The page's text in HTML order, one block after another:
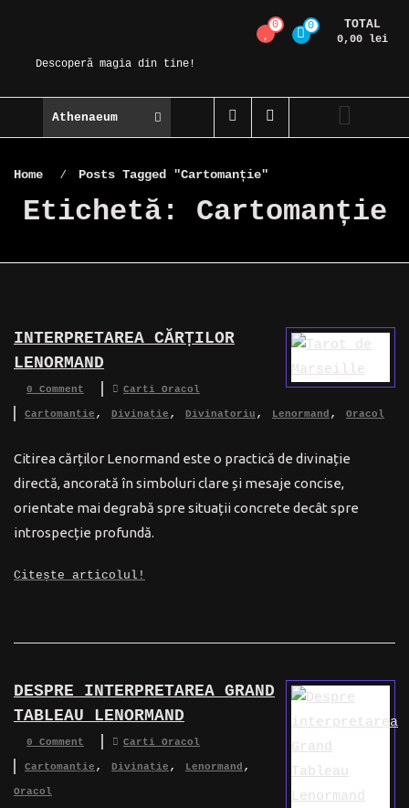
contentDescoperă magia din tine!
0 0 TOTAL
0,00 lei
Athenaeum
Etichetă: Cartomanție
Home ⁄ Posts Tagged "Cartomanție"
INTERPRETAREA CĂRȚILOR
LENORMAND
0 Comment Carti Oracol
Cartomanție , Divinație , Divinatoriu , Lenormand , Oracol
Citirea cărților Lenormand este o practică de divinație
directă, ancorată în simboluri clare și mesaje concise,
orientate mai degrabă spre situații concrete decât spre
introspecție profundă.
Citește articolul!
DESPRE INTERPRETAREA GRAND
TABLEAU LENORMAND
0 Comment Carti Oracol
Cartomanție , Divinație , Lenormand ,
Oracol